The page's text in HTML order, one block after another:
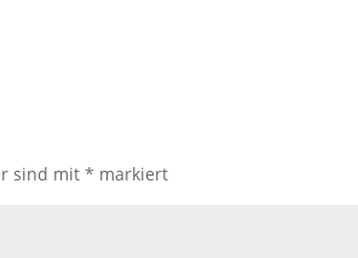
sind mit* markiert